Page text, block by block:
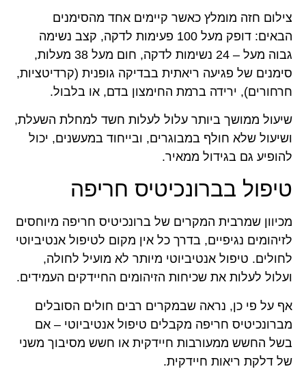
צילום חזה מומלץ כאשר קיימים אחד מהסימנים
הבאים: דופק מעל 100 פעימות לדקה, קצב נשימה
גבוה מעל – 24 נשימות לדקה, חום מעל 38 מעלות,
סימנים של פגיעה ריאתית בבדיקה גופנית (קרדיטציות,
חרחורים), ירידה ברמת החימצון בדם, או בלבול.
שיעול ממושך ביותר עלול לעלות חשד למחלת השעלת,
ושיעול שלא חולף במבוגרים, ובייחוד במעשנים, יכול
להופיע גם בגידול ממאיר.
טיפול בברונכיטיס חריפה
מכיוון שמרבית המקרים של ברונכיטיס חריפה מיוחסים
לזיהומים נגיפיים, בדרך כל אין מקום לטיפול אנטיביוטי
לחולים. טיפול אנטיביוטי מיותר לא מועיל לחולה,
ועלול לעלות את שכיחות הזיהומים החיידקים העמידים.
אף על פי כן, נראה שבמקרים רבים חולים הסובלים
מברונכיטיס חריפה מקבלים טיפול אנטיביוטי – אם
בשל החשש ממעורבות חיידקית או חשש מסיבוך משני
של דלקת ריאות חיידקית.